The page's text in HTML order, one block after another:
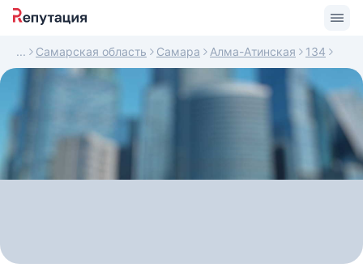
Самарская область Самара Алма-Атинская 134